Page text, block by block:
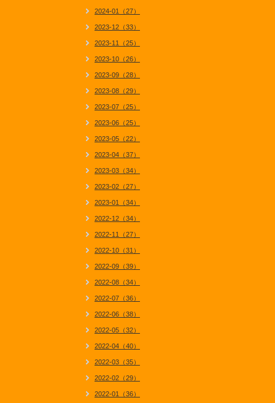
2024-01（27）
2023-12（33）
2023-11（25）
2023-10（26）
2023-09（28）
2023-08（29）
2023-07（25）
2023-06（25）
2023-05（22）
2023-04（37）
2023-03（34）
2023-02（27）
2023-01（34）
2022-12（34）
2022-11（27）
2022-10（31）
2022-09（39）
2022-08（34）
2022-07（36）
2022-06（38）
2022-05（32）
2022-04（40）
2022-03（35）
2022-02（29）
2022-01（36）